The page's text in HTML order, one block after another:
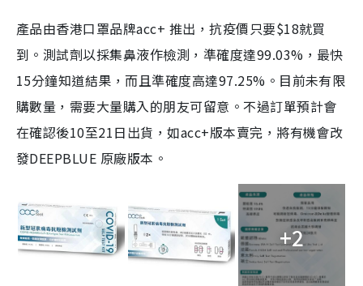
產品由香港口罩品牌acc+ 推出，抗疫價只要$18就買
到。測試劑以採集鼻液作檢測，準確度達99.03%，最快
15分鐘知道結果，而且準確度高達97.25%。目前未有限
購數量，需要大量購入的朋友可留意。不過訂單預計會
在確認後10至21日出貨，如acc+版本賣完，將有機會改
發DEEPBLUE 原廠版本。
+2